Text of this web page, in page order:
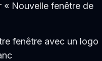
« Nouvelle fenêtre de
fenêtre avec un logo